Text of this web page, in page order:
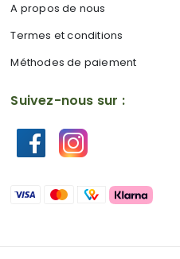
A propos de nous
Termes et conditions
Méthodes de paiement
Suivez-nous sur :